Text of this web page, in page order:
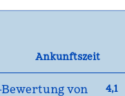
Ankunftszeit
4,1